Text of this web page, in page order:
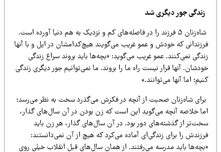
جور دیگری شد
شاه‌زنان ۵ فرزند را در فاصله‌های کم و نزدیک به هم دنیا آورده است.
که خودش و عمو غریب می‌گویند هیچ‌کدامشان در ایل و با آنها
نمی‌کنند. عمو غریب می‌گوید: «بچه‌ها باید بروند سراغ زندگی
آنها قرار نیست راه ما را بروند. ما نمی‌توانیم جور دیگری زندگی
اما آنها می‌توانند.»
شاه‌زنان صحبت از آنچه در فکرش می‌گذرد سخت به نظر می‌رسد؛
خلاصه آنچه می‌گوید این است که زن بودن در آن سال‌های گذار،
از گذشته‌های دور بود. در آن سال‌های گذار، هر زن باید
را برای زندگی‌ای آماده می‌کرد که هیچ از آن نمی‌دانستند:
باید مدرسه می‌رفتند. از همان سال‌های قبل انقلاب خیلی روی